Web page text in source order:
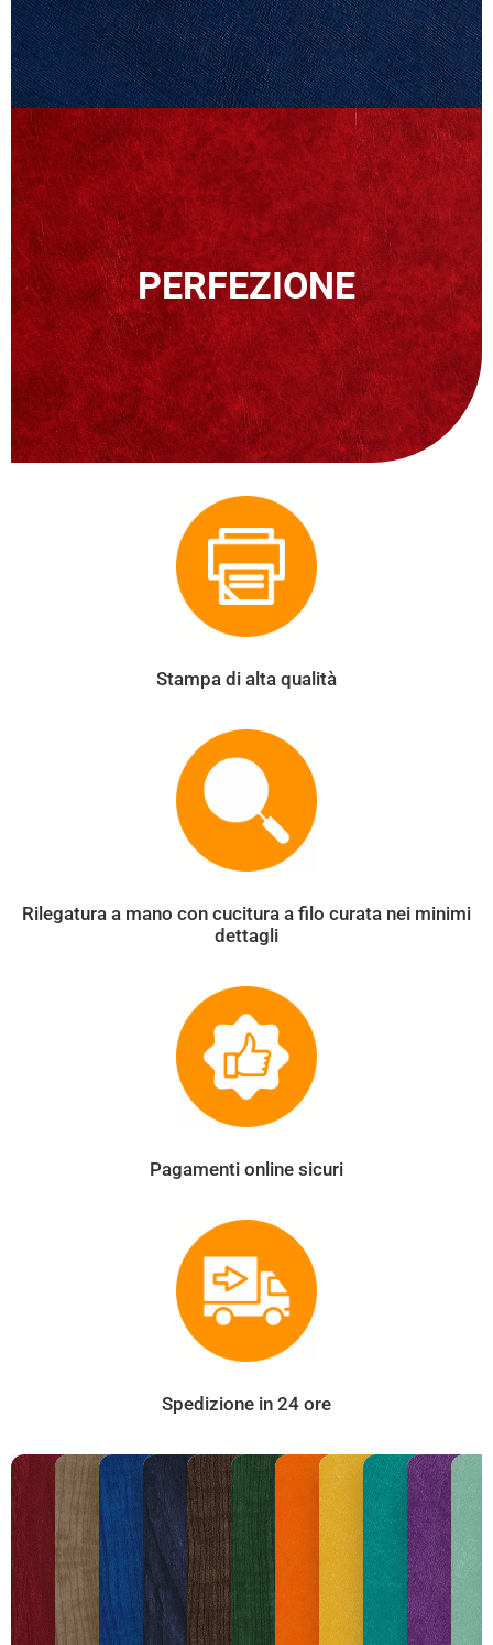
PERFEZIONE
Stampa di alta qualità
Rilegatura a mano con cucitura a filo curata nei minimi
dettagli
Pagamenti online sicuri
Spedizione in 24 ore